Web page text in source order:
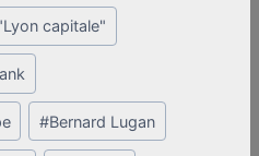
capitale"
#Bernard Lugan